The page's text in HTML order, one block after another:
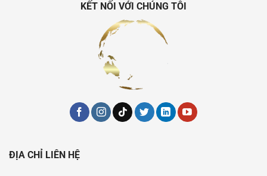
KẾT NỐI VỚI CHÚNG TÔI
ĐỊA CHỈ LIÊN HỆ